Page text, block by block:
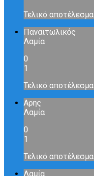
Τελικό αποτέλεσμα
Παναιτωλικός
Λαμία
0
1
Τελικό αποτέλεσμα
Αρης
Λαμία
0
1
Τελικό αποτέλεσμα
Λαμία